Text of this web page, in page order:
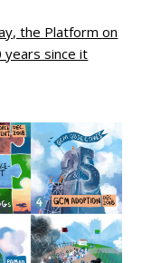
the Platform on
years since it